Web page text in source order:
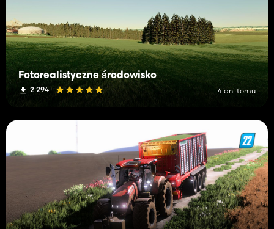
Fotorealistyczne środowisko
2 294 4 dni temu